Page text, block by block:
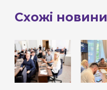
Схожі новини